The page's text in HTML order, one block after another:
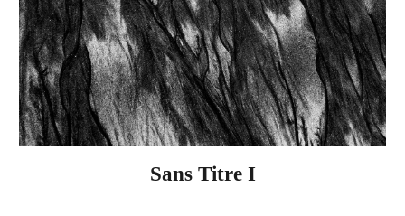
Sans Titre I